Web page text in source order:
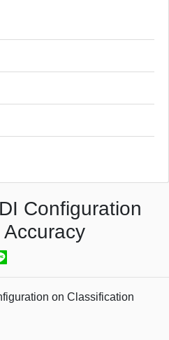
Configuration
on Classification